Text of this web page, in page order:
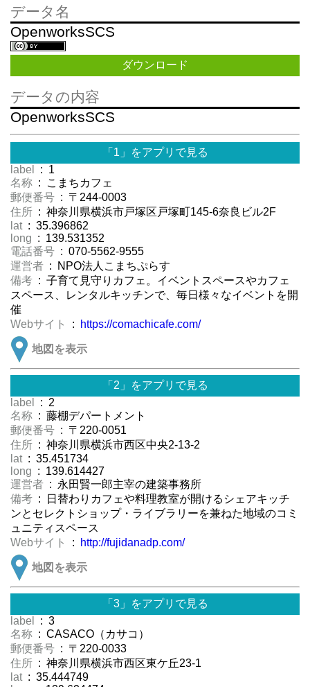
データ名
OpenworksSCS
ダウンロード
データの内容
OpenworksSCS
「1」をアプリで見る
label
: 1
名称 : こまちカフェ
郵便番号 : 〒244-0003
住所 : 神奈川県横浜市戸塚区戸塚町145-6奈良ビル2F
lat : 35.396862
long : 139.531352
電話番号 : 070-5562-9555
運営者 : NPO法人こまちぷらす
備考 : 子育て見守りカフェ。イベントスペースやカフェ
スペース、レンタルキッチンで、毎日様々なイベントを開
催
Webサイト
: https://comachicafe.com/
地図を表示
「2」をアプリで見る
label
: 2
名称 : 藤棚デパートメント
郵便番号 : 〒220-0051
住所 : 神奈川県横浜市西区中央2-13-2
lat : 35.451734
long : 139.614427
運営者 : 永田賢一郎主宰の建築事務所
備考 : 日替わりカフェや料理教室が開けるシェアキッチ
ンとセレクトショップ・ライブラリーを兼ねた地域のコミ
ュニティスペース
Webサイト
: http://fujidanadp.com/
地図を表示
「3」をアプリで見る
label
: 3
名称 : CASACO（カサコ）
郵便番号 : 〒220-0033
住所 : 神奈川県横浜市西区東ケ丘23-1
lat : 35.444749